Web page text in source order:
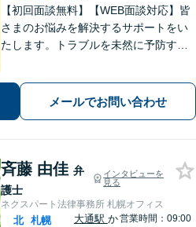
【初回面談無料】【WEB面談対応】皆
さまのお悩みを解決するサポートをい
たします。トラブルを未然に予防する
メールでお問い合わせ
斉藤 由佳 弁
護士
インタビューを
見る
ネクスパート法律事務所 札幌オフィス
北
札幌
大通駅 か営業時間：09:00